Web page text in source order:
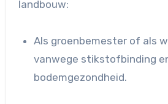
landbouw:
Als groenbemester of als wisselteeltpluim
vanwege stikstofbinding
bodemgezondheid.